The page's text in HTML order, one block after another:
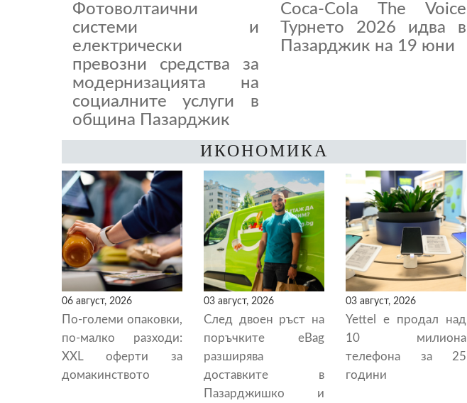
Фотоволтаични
системи и
електрически
превозни средства за
модернизацията на
социалните услуги в
община Пазарджик
Coca-Cola The Voice
Турнето 2026 идва в
Пазарджик на 19 юни
ИКОНОМИКА
06 август, 2026
По-големи опаковки,
по-малко разходи:
XXL оферти за
домакинството
03 август, 2026
След двоен ръст на
поръчките eBag
разширява
доставките в
Пазарджишко и
03 август, 2026
Yettel е продал над
10 милиона
телефона за 25
години